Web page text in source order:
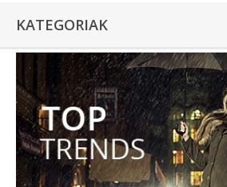
KATEGORIAK